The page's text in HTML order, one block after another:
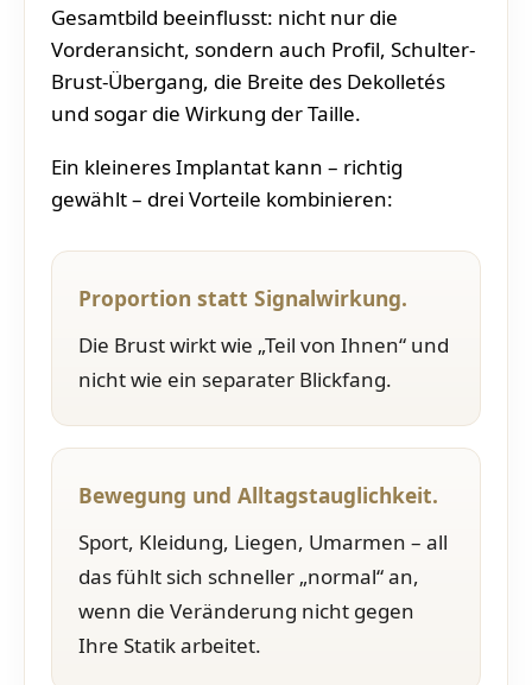
Gesamtbild beeinflusst: nicht nur die
Vorderansicht, sondern auch Profil, Schulter-
Brust-Übergang, die Breite des Dekolletés
und sogar die Wirkung der Taille.
Ein kleineres Implantat kann – richtig
gewählt – drei Vorteile kombinieren:
Proportion statt Signalwirkung.
Die Brust wirkt wie „Teil von Ihnen“ und
nicht wie ein separater Blickfang.
Bewegung und Alltagstauglichkeit.
Sport, Kleidung, Liegen, Umarmen – all
das fühlt sich schneller „normal“ an,
wenn die Veränderung nicht gegen
Ihre Statik arbeitet.